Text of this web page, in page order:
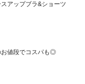
アップブラ&ショーツ
お値段でコスパも◎